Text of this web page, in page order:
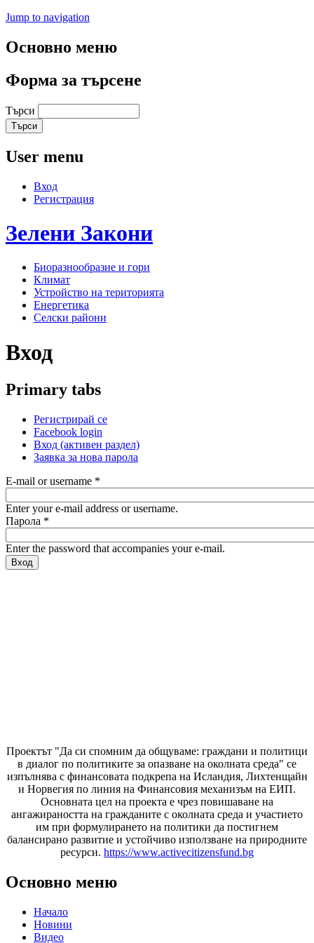
Jump to navigation
Основно меню
Форма за търсене
Търси
User menu
Вход
Регистрация
Зелени Закони
Биоразнообразие и гори
Климат
Устройство на територията
Енергетика
Селски райони
Вход
Primary tabs
Регистрирай се
Facebook login
Вход (активен раздел)
Заявка за нова парола
E-mail or username *
Enter your e-mail address or username.
Парола *
Enter the password that accompanies your e-mail.
Проектът "Да си спомним да общуваме: граждани и политици
в диалог по политиките за опазване на околната среда" се
изпълнява с финансовата подкрепа на Исландия, Лихтенщайн
и Норвегия по линия на Финансовия механизъм на ЕИП.
Основната цел на проекта е чрез повишаване на
ангажираността на гражданите с околната среда и участието
им при формулирането на политики да постигнем
балансирано развитие и устойчиво използване на природните
ресурси. https://www.activecitizensfund.bg
Основно меню
Начало
Новини
Видео